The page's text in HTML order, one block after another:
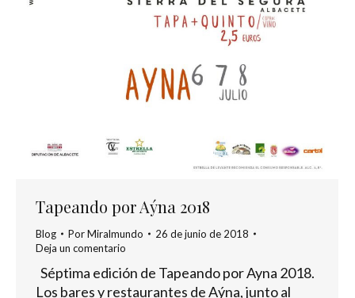
Tapeando por Aýna 2018
Blog PorMiralmundo
26 de junio de 2018
Deja un comentario
Séptima edición de Tapeando por Ayna 2018.
Los bares y restaurantes de Aýna, junto al